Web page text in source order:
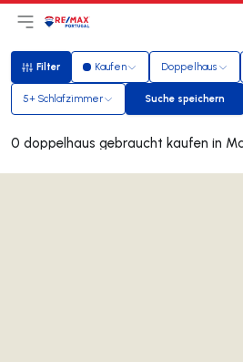
Hauptmenü öffnen
LogoZur Startseite
Filter
Filter Kaufen Doppelhaus
5+ Schlafzimmer Suche
Suche speichern
0 doppelhaus